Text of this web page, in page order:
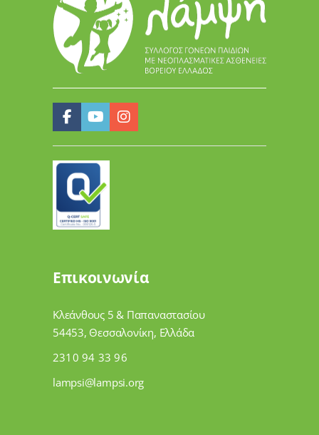
Επικοινωνία
Κλεάνθους 5 & Παπαναστασίου
54453, Θεσσαλονίκη, Ελλάδα
2310 94 33 96
lampsi@lampsi.org